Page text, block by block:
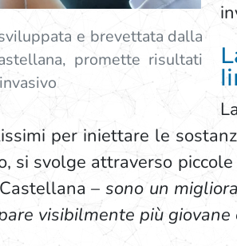
e brevettata dalla
promette risultati
per iniettare le
si svolge attraverso
– sono un
visibilmente più giovane